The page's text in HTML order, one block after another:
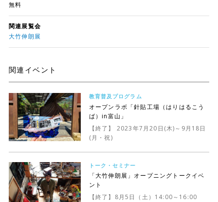
無料
関連展覧会
大竹伸朗展
関連イベント
教育普及プログラム
オープンラボ「針貼工場（はりはるこう
ば）in富山」
【終了】 2023年7月20日(木)～9月18日
(月・祝)
トーク・セミナー
「大竹伸朗展」オープニングトークイベ
ント
【終了】8月5日（土）14:00～16:00